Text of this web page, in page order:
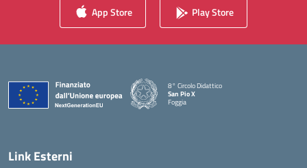
App Store Play Store
8° Circolo Didattico
San Pio X
Foggia
— Visita la pagina iniziale della scuola
Link Esterni